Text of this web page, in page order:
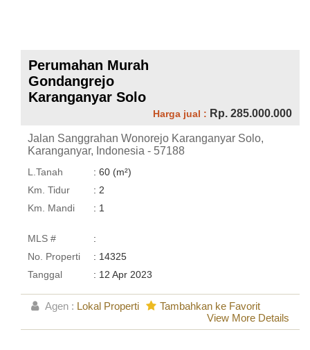
Perumahan Murah
Gondangrejo
Karanganyar Solo
Harga jual : Rp. 285.000.000
Jalan Sanggrahan Wonorejo Karanganyar Solo,
Karanganyar, Indonesia - 57188
L.Tanah
: 60 (m²)
Km. Tidur
: 2
Km. Mandi
: 1
MLS #
:
No. Properti
: 14325
Tanggal
: 12 Apr 2023
Agen : Lokal Properti
Tambahkan ke Favorit
View More Details